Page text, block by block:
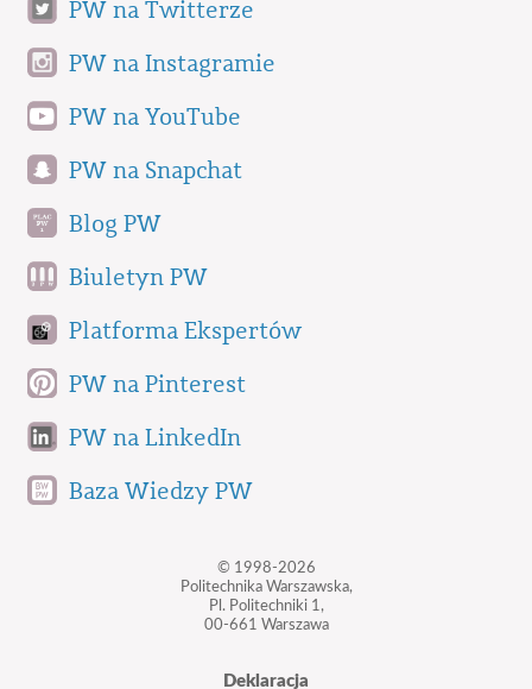
PW na Twitterze
PW na Instagramie
PW na YouTube
PW na Snapchat
Blog PW
Biuletyn PW
Platforma Ekspertów
PW na Pinterest
PW na LinkedIn
Baza Wiedzy PW
© 1998-2026
Politechnika Warszawska,
Pl. Politechniki 1,
00-661 Warszawa
Deklaracja